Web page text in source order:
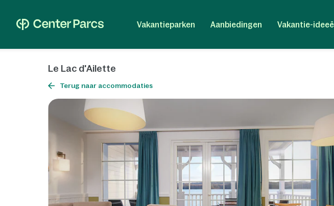
Vakantieparken Aanbiedingen Vakantie-
Le Lac d'Ailette
Terug naar accommodaties